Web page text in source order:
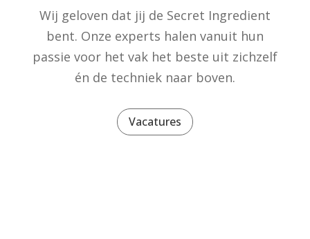
Wij geloven dat jij de Secret Ingredient
bent. Onze experts halen vanuit hun
passie voor het vak het beste uit zichzelf
én de techniek naar boven.
Vacatures